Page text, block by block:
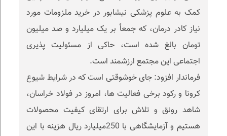
کمک به علوم پزشکی نیشابور در خرید ملزومات مورد
نیاز کادر درمان، که جمعاً بر یک میلیارد و صد میلیون
تومان بالغ شده است، حاکی از مسئولیت پذیری
اجتماعی این مجتمع ارزشمند است.
فرماندار افزود: جای خوشوقتی است که در شرایط شیوع
کرونا و رکود برخی فعالیت ها، امروز در فولاد خراسان،
شاهد رونق و تلاش برای ارتقای کیفیت محصولات
هستیم و آزمایشگاهی با 250میلیارد ریال هزینه با این